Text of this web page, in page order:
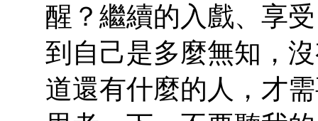
醒？繼續的入戲、享
到自己是多麼無知，
道還有什麼的人，才